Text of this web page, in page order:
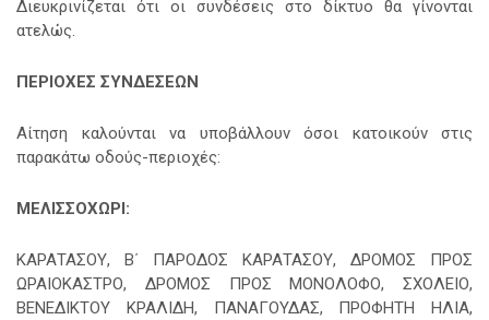
Διευκρινίζεται ότι οι συνδέσεις στο δίκτυο θα γίνονται
ατελώς.
ΠΕΡΙΟΧΕΣ ΣΥΝΔΕΣΕΩΝ
Αίτηση καλούνται να υποβάλλουν όσοι κατοικούν στις
παρακάτω οδούς-περιοχές:
ΜΕΛΙΣΣΟΧΩΡΙ:
ΚΑΡΑΤΑΣΟΥ, Β΄ ΠΑΡΟΔΟΣ ΚΑΡΑΤΑΣΟΥ, ΔΡΟΜΟΣ ΠΡΟΣ
ΩΡΑΙΟΚΑΣΤΡΟ, ΔΡΟΜΟΣ ΠΡΟΣ ΜΟΝΟΛΟΦΟ, ΣΧΟΛΕΙΟ,
ΒΕΝΕΔΙΚΤΟΥ ΚΡΑΛΙΔΗ, ΠΑΝΑΓΟΥΔΑΣ, ΠΡΟΦΗΤΗ ΗΛΙΑ,